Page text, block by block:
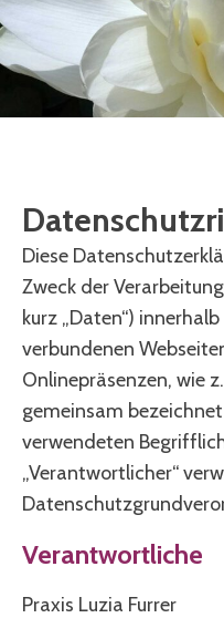
Diese
Zweck der
kurz „Daten“)
verbundenen
Onlinepräsenzen, wie
gemeinsam
verwendeten
„Verantwortlicher“
Verantwortliche
Praxis Luzia Furrer